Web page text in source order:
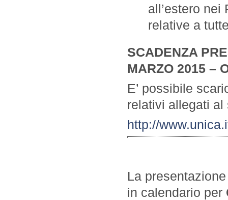
all’estero
relative a
SCADENZA
MARZO 2015 –
E’ possibile
relativi allegati al
http://
La
in calendario per